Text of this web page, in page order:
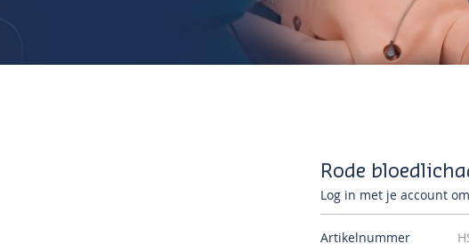
Rode
Log in met je account
Artikelnummer